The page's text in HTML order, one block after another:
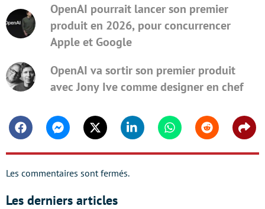
OpenAI pourrait lancer son premier
produit en 2026, pour concurrencer
Apple et Google
OpenAI va sortir son premier produit
avec Jony Ive comme designer en chef
FacebookMessengerTwitter Linkedin WhatsappReddit
Les commentaires sont fermés.
Les derniers articles